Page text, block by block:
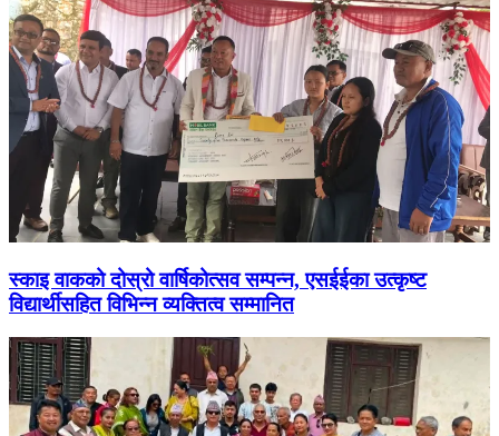
स्काइ वाकको दोस्रो वार्षिकोत्सव सम्पन्न, एसईईका उत्कृष्ट
विद्यार्थीसहित विभिन्न व्यक्तित्व सम्मानित